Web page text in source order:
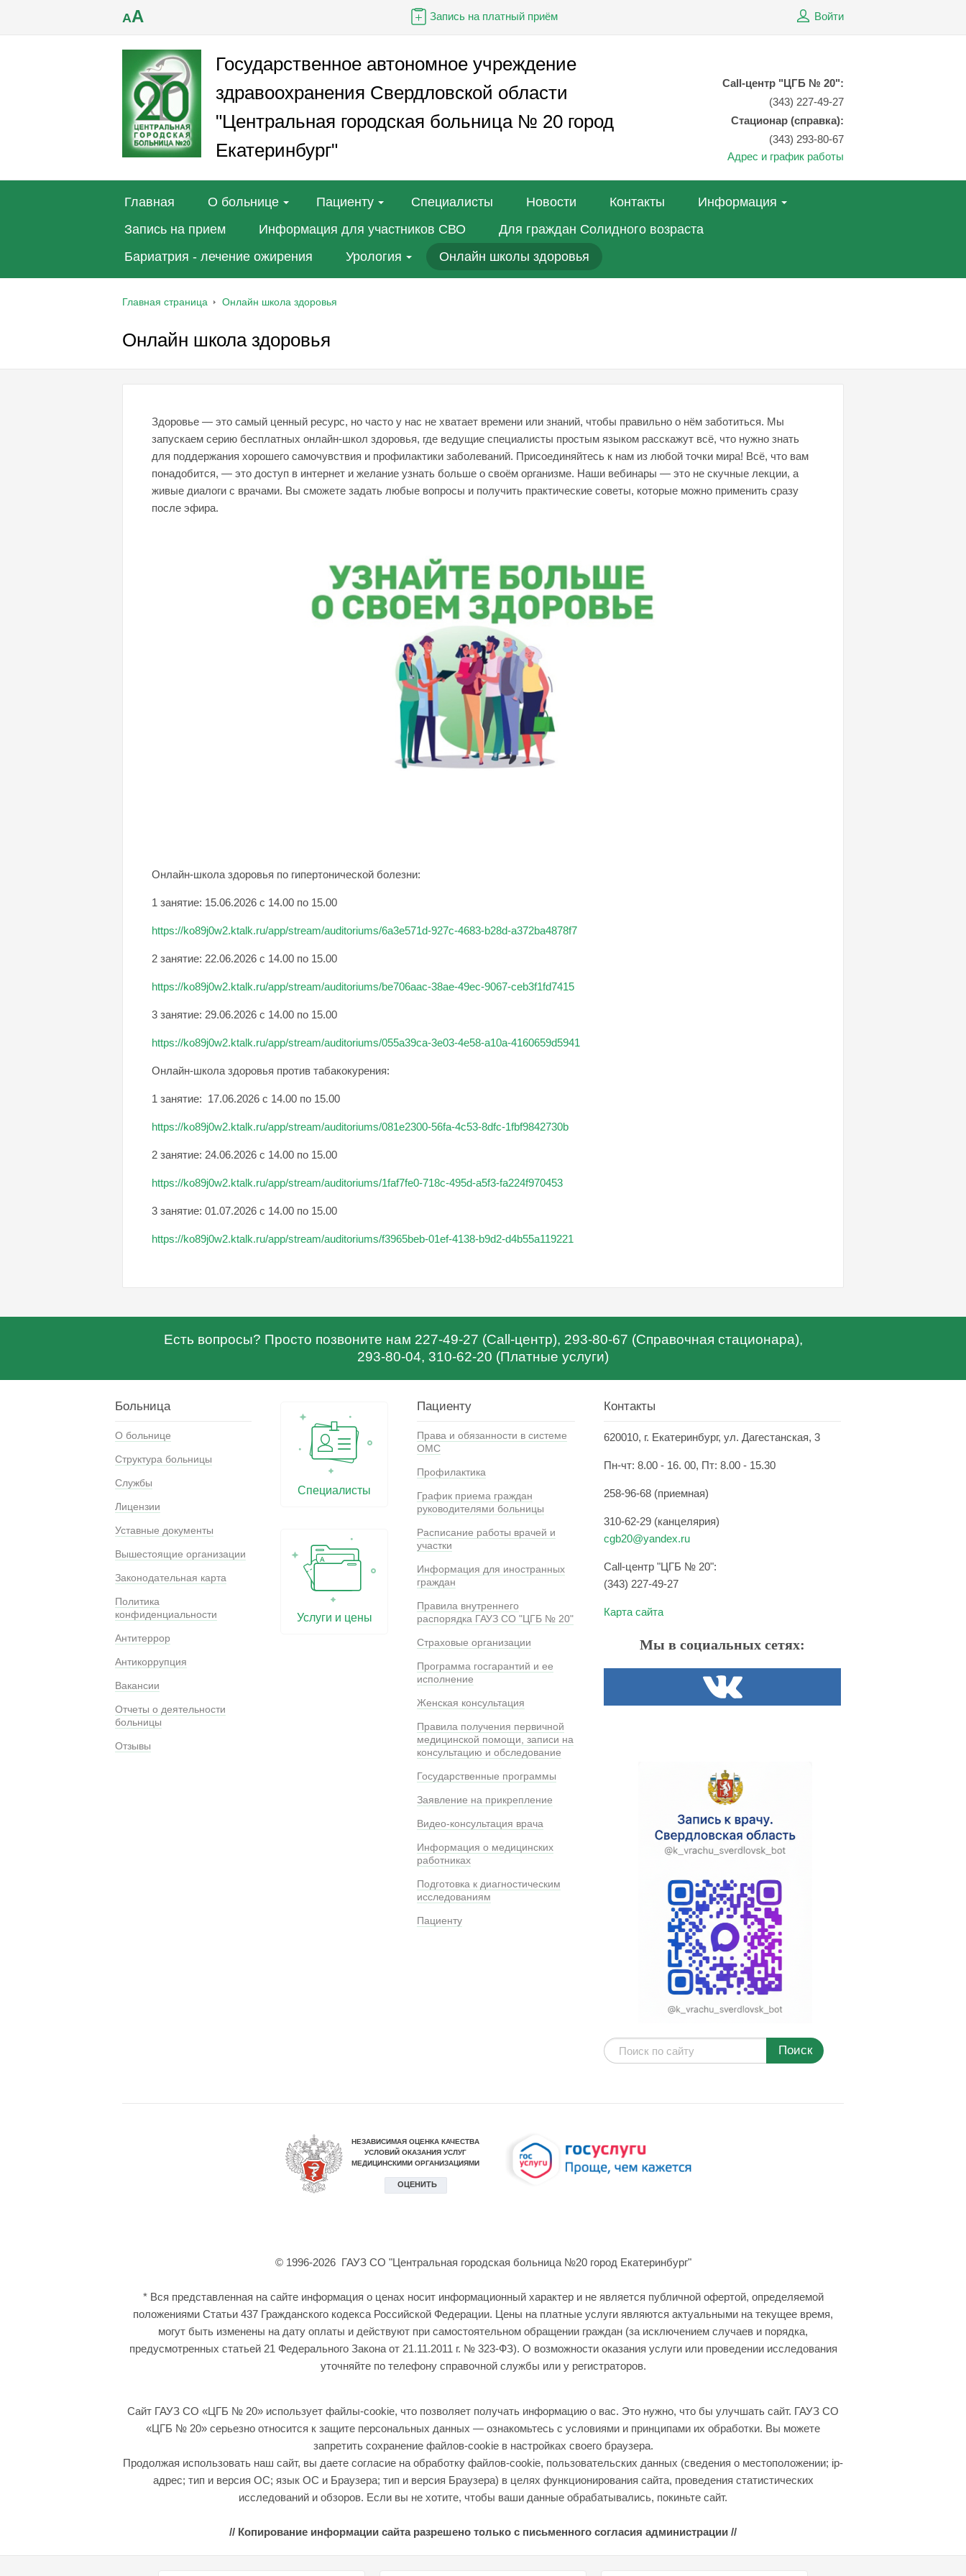
AA Запись на платный приём Войти
Государственное автономное учреждение
здравоохранения Свердловской области
"Центральная городская больница № 20 город
Екатеринбург"
Call-центр "ЦГБ № 20":
(343) 227-49-27
Стационар (справка):
(343) 293-80-67
Адрес и график работы
Главная О больнице Пациенту Специалисты Новости Контакты
Информация
Запись на прием
Информация для участников СВО
Для граждан Солидного возраста
Бариатрия - лечение ожирения
Урология Онлайн школы здоровья
Главная страница Онлайн школа здоровья
Онлайн школа здоровья
Здоровье — это самый ценный ресурс, но часто у нас не хватает времени или знаний, чтобы правильно о нём заботиться. Мы
запускаем серию бесплатных онлайн-школ здоровья, где ведущие специалисты простым языком расскажут всё, что нужно знать
для поддержания хорошего самочувствия и профилактики заболеваний. Присоединяйтесь к нам из любой точки мира! Всё, что вам
понадобится, — это доступ в интернет и желание узнать больше о своём организме. Наши вебинары — это не скучные лекции, а
живые диалоги с врачами. Вы сможете задать любые вопросы и получить практические советы, которые можно применить сразу
после эфира.
Онлайн-школа здоровья по гипертонической болезни:
1 занятие: 15.06.2026 с 14.00 по 15.00
https://ko89j0w2.ktalk.ru/app/stream/auditoriums/6a3e571d-927c-4683-b28d-a372ba4878f7
2 занятие: 22.06.2026 с 14.00 по 15.00
https://ko89j0w2.ktalk.ru/app/stream/auditoriums/be706aac-38ae-49ec-9067-ceb3f1fd7415
3 занятие: 29.06.2026 с 14.00 по 15.00
https://ko89j0w2.ktalk.ru/app/stream/auditoriums/055a39ca-3e03-4e58-a10a-4160659d5941
Онлайн-школа здоровья против табакокурения:
1 занятие: 17.06.2026 с 14.00 по 15.00
https://ko89j0w2.ktalk.ru/app/stream/auditoriums/081e2300-56fa-4c53-8dfc-1fbf9842730b
2 занятие: 24.06.2026 с 14.00 по 15.00
https://ko89j0w2.ktalk.ru/app/stream/auditoriums/1faf7fe0-718c-495d-a5f3-fa224f970453
3 занятие: 01.07.2026 с 14.00 по 15.00
https://ko89j0w2.ktalk.ru/app/stream/auditoriums/f3965beb-01ef-4138-b9d2-d4b55a119221
Есть вопросы? Просто позвоните нам 227-49-27 (Call-центр), 293-80-67 (Справочная стационара),
293-80-04, 310-62-20 (Платные услуги)
Больница
О больнице
Структура больницы
Службы
Лицензии
Уставные документы
Вышестоящие организации
Законодательная карта
Политика
конфиденциальности
Антитеррор
Антикоррупция
Вакансии
Отчеты о деятельности
больницы
Отзывы
Специалисты
Услуги и цены
Пациенту
Права и обязанности в системе
ОМС
Профилактика
График приема граждан
руководителями больницы
Расписание работы врачей и
участки
Информация для иностранных
граждан
Правила внутреннего
распорядка ГАУЗ СО "ЦГБ № 20"
Страховые организации
Программа госгарантий и ее
исполнение
Женская консультация
Правила получения первичной
медицинской помощи, записи на
консультацию и обследование
Государственные программы
Заявление на прикрепление
Видео-консультация врача
Информация о медицинских
работниках
Подготовка к диагностическим
исследованиям
Пациенту
Контакты
620010, г. Екатеринбург, ул. Дагестанская, 3
Пн-чт: 8.00 - 16. 00, Пт: 8.00 - 15.30
258-96-68 (приемная)
310-62-29 (канцелярия)
cgb20@yandex.ru
Call-центр "ЦГБ № 20":
(343) 227-49-27
Карта сайта
Мы в социальных сетях:
Поиск
© 1996-2026 ГАУЗ СО "Центральная городская больница №20 город Екатеринбург"
* Вся представленная на сайте информация о ценах носит информационный характер и не является публичной офертой, определяемой
положениями Статьи 437 Гражданского кодекса Российской Федерации. Цены на платные услуги являются актуальными на текущее время,
могут быть изменены на дату оплаты и действуют при самостоятельном обращении граждан (за исключением случаев и порядка,
предусмотренных статьей 21 Федерального Закона от 21.11.2011 г. № 323-ФЗ). О возможности оказания услуги или проведении исследования
уточняйте по телефону справочной службы или у регистраторов.
Сайт ГАУЗ СО «ЦГБ № 20» использует файлы-cookie, что позволяет получать информацию о вас. Это нужно, что бы улучшать сайт. ГАУЗ СО
«ЦГБ № 20» серьезно относится к защите персональных данных — ознакомьтесь с условиями и принципами их обработки. Вы можете
запретить сохранение файлов-cookie в настройках своего браузера.
Продолжая использовать наш сайт, вы даете согласие на обработку файлов-cookie, пользовательских данных (сведения о местоположении; ip-
адрес; тип и версия ОС; язык ОС и Браузера; тип и версия Браузера) в целях функционирования сайта, проведения статистических
исследований и обзоров. Если вы не хотите, чтобы ваши данные обрабатывались, покиньте сайт.
// Копирование информации сайта разрешено только с письменного согласия администрации //